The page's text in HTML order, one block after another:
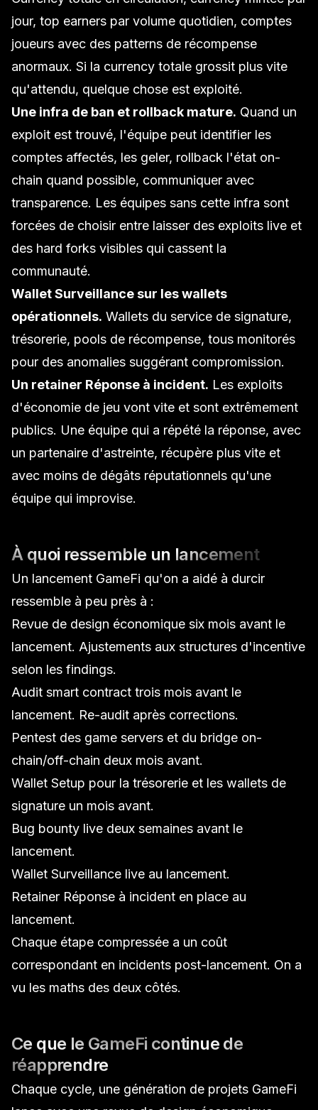
jour, top earners par volume quotidien, comptes
joueurs avec des patterns de récompense
anormaux. Si la currency totale grossit plus vite
qu'attendu, quelque chose est exploité.
Une infra de ban et rollback mature. Quand un
exploit est trouvé, l'équipe peut identifier les
comptes affectés, les geler, rollback l'état on-
chain quand possible, communiquer avec
transparence. Les équipes sans cette infra sont
forcées de choisir entre laisser des exploits live et
des hard forks visibles qui cassent la
communauté.
Wallet Surveillancesur les wallets
opérationnels. Wallets du service de signature,
trésorerie, pools de récompense, tous monitorés
pour des anomalies suggérant compromission.
Un retainer Réponse à incident. Les exploits
d'économie de jeu vont vite et sont extrêmement
publics. Une équipe qui a répété la réponse, avec
un partenaire d'astreinte, récupère plus vite et
avec moins de dégâts réputationnels qu'une
équipe qui improvise.
À quoi ressemble un lancement
Un lancement GameFi qu'on a aidé à durcir
ressemble à peu près à :
Revue de design économique six mois avant le
lancement. Ajustements aux structures d'incentive
selon les findings.
Audit smart contract trois mois avant le
lancement. Re-audit après corrections.
Pentest des game servers et du bridge on-
chain/off-chain deux mois avant.
Wallet Setup pour la trésorerie et les wallets de
signature un mois avant.
Bug bounty live deux semaines avant le
lancement.
Wallet Surveillance live au lancement.
Retainer Réponse à incident en place au
lancement.
Chaque étape compressée a un coût
correspondant en incidents post-lancement. On a
vu les maths des deux côtés.
Ce que le GameFi continue de
réapprendre
Chaque cycle, une génération de projets GameFi